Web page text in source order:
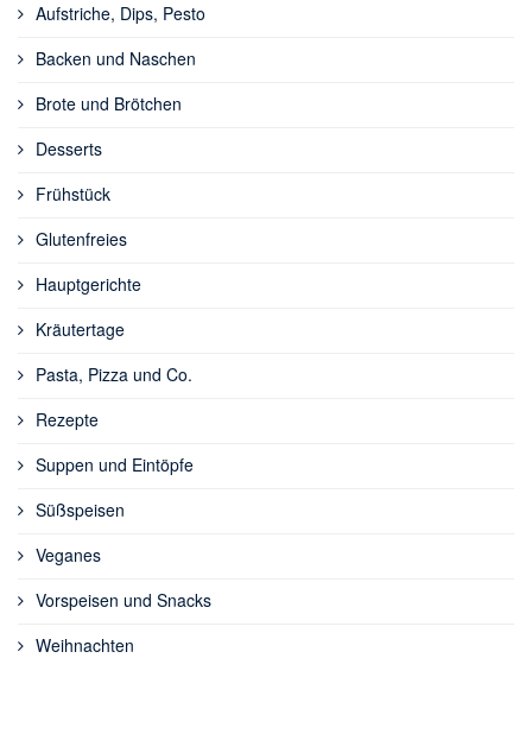
Aufstriche, Dips, Pesto
Backen und Naschen
Brote und Brötchen
Desserts
Frühstück
Glutenfreies
Hauptgerichte
Kräutertage
Pasta, Pizza und Co.
Rezepte
Suppen und Eintöpfe
Süßspeisen
Veganes
Vorspeisen und Snacks
Weihnachten